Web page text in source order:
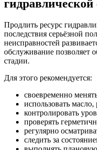
Продлить ресурс
последствия серьёзной
неисправностей
обслуживание позволяет
стадии.
Для этого рекомендуется:
своевременно
использовать
контролировать
проверять
регулярно
следить за